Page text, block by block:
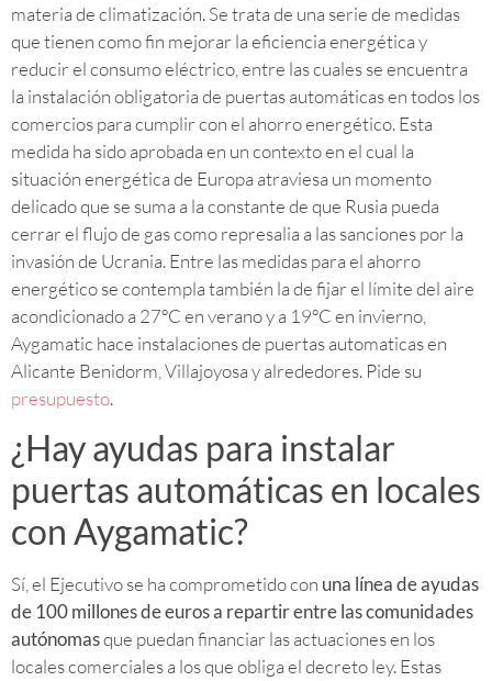
materia de climatización. Se trata de una serie de medidas
que tienen como fin mejorar la eficiencia energética y
reducir el consumo eléctrico, entre las cuales se encuentra
la instalación obligatoria de puertas automáticas en todos los
comercios para cumplir con el ahorro energético. Esta
medida ha sido aprobada en un contexto en el cual la
situación energética de Europa atraviesa un momento
delicado que se suma a la constante de que Rusia pueda
cerrar el flujo de gas como represalia a las sanciones por la
invasión de Ucrania. Entre las medidas para el ahorro
energético se contempla también la de fijar el límite del aire
acondicionado a 27ºC en verano y a 19ºC en invierno,
Aygamatic hace instalaciones de puertas automaticas en
Alicante Benidorm, Villajoyosa y alrededores. Pide su
presupuesto.
¿Hay ayudas para instalar
puertas automáticas en locales
con Aygamatic?
Sí, el Ejecutivo se ha comprometido con una línea de ayudas
de 100 millones de euros a repartir entre las comunidades
autónomasque puedan financiar las actuaciones en los
locales comerciales a los que obliga el decreto ley. Estas